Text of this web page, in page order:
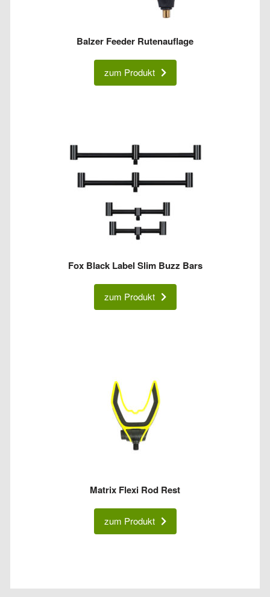
Balzer Feeder Rutenauflage
zum Produkt
Fox Black Label Slim Buzz Bars
zum Produkt
Matrix Flexi Rod Rest
zum Produkt